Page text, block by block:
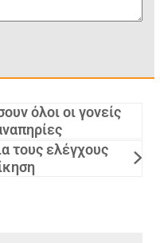
όλοι οι γονείς
τους ελέγχους